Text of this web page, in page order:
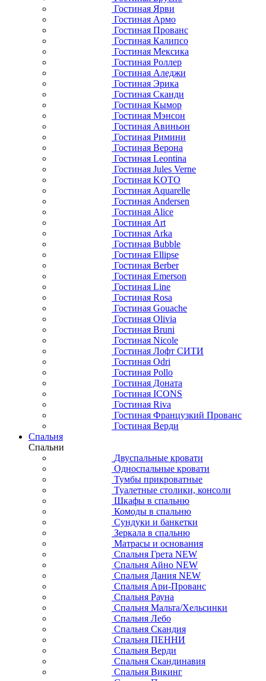
Гостиная Ярви
Гостиная Армо
Гостиная Прованс
Гостиная Калипсо
Гостиная Мексика
Гостиная Роллер
Гостиная Аледжи
Гостиная Эрика
Гостиная Сканди
Гостиная Кымор
Гостиная Мэнсон
Гостиная Авиньон
Гостиная Римини
Гостиная Верона
Гостиная Leontina
Гостиная Jules Verne
Гостиная KOTO
Гостиная Aquarelle
Гостиная Andersen
Гостиная Alice
Гостиная Art
Гостиная Arka
Гостиная Bubble
Гостиная Ellipse
Гостиная Berber
Гостиная Emerson
Гостиная Line
Гостиная Rosa
Гостиная Gouache
Гостиная Olivia
Гостиная Bruni
Гостиная Nicole
Гостиная Лофт СИТИ
Гостиная Odri
Гостиная Pollo
Гостиная Доната
Гостиная ICONS
Гостиная Riva
Гостиная Французкий Прованс
Гостиная Верди
Спальня
Спальни
Двуспальные кровати
Односпальные кровати
Тумбы прикроватные
Туалетные столики, консоли
Шкафы в спальню
Комоды в спальню
Сундуки и банкетки
Зеркала в спальню
Матрасы и основания
Спальня Грета NEW
Спальня Айно NEW
Спальня Дания NEW
Спальня Ари-Прованс
Спальня Рауна
Спальня Мальта/Хельсинки
Спальня Лебо
Спальня Скандия
Спальня ПЕННИ
Спальня Верди
Спальня Скандинавия
Спальня Викинг